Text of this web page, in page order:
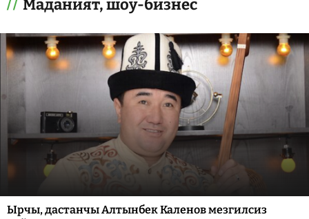
Маданият, шоу-бизнес
Ырчы, дастанчы Алтынбек Каленов мезгилсиз